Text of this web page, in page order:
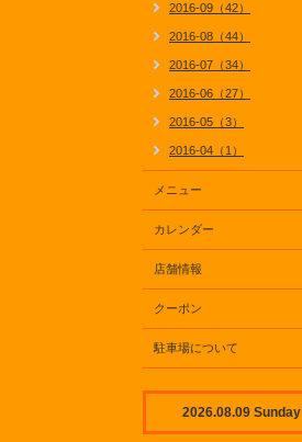
2016-09（42）
2016-08（44）
2016-07（34）
2016-06（27）
2016-05（3）
2016-04（1）
メニュー
カレンダー
店舗情報
クーポン
駐車場について
2026.08.09 Sunday